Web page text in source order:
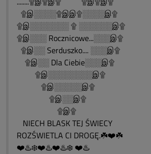
۩இ░░░░۩இஇ۩░░░░இ۩
۩இ░░░░░░░ ۩ ░░░░░░இ۩
۩இ░░░ Rocznicowe...░░░இ۩
۩இ░░ Serduszko.... ░░░இ۩
۩இ░░ Dla Ciebie░░░இ۩
۩இ░░░░░░░░இ۩
۩இ░░░░░இ۩
۩இ░░இ۩
۩இ۩
NIECH BLASK TEJ ŚWIECY
ROZŚWIETLA CI DROGĘ.☘️❤️☘️
❤️♨️❄️❤️♨️❤️♨️❄️ ❤️♨️